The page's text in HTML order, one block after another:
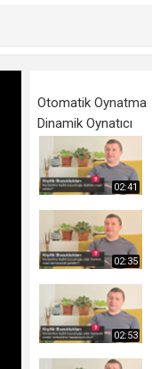
Otomatik Oynatma
Dinamik Oynatıcı
02:41
02:35
02:53